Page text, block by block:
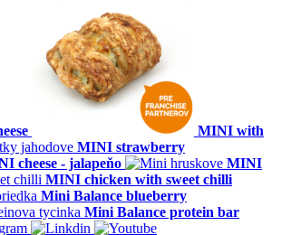
MINI with
MINI strawberry
cheese - jalapeňo
MINI
MINI chicken with sweet chilli
Mini Balance blueberry
Mini Balance protein bar